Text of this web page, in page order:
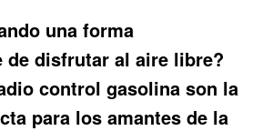
una forma
de disfrutar al aire libre?
control gasolina son la
para los amantes de la